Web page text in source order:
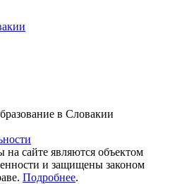
в Словакии
на сайте являются объектом
и защищены законом
Подробнее.